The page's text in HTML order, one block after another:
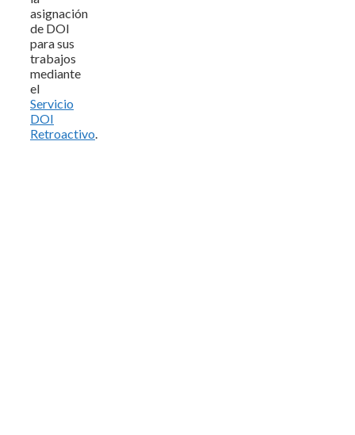
asignación
de DOI
para sus
trabajos
mediante
el
Servicio
DOI
Retroactivo.